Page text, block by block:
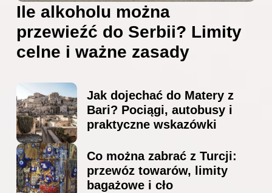
Ile alkoholu można
przewieźć do Serbii? Limity
celne i ważne zasady
Jak dojechać do Matery z
Bari? Pociągi, autobusy i
praktyczne wskazówki
Co można zabrać z Turcji:
przewóz towarów, limity
bagażowe i cło